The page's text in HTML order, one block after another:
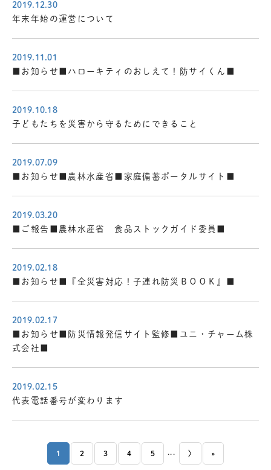
2019.12.30
年末年始の運営について
2019.11.01
■お知らせ■ハローキティのおしえて！防サイくん■
2019.10.18
子どもたちを災害から守るためにできること
2019.07.09
■お知らせ■農林水産省■家庭備蓄ポータルサイト■
2019.03.20
■ご報告■農林水産省 食品ストックガイド委員■
2019.02.18
■お知らせ■『全災害対応！子連れ防災ＢＯＯＫ』■
2019.02.17
■お知らせ■防災情報発信サイト監修■ユニ・チャーム株
式会社■
2019.02.15
代表電話番号が変わります
1 2 3 4 5 〉 »